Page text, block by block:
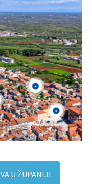
U ŽUPANIJI